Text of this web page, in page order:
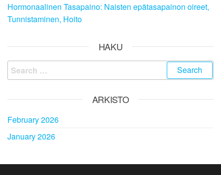
Hormonaalinen Tasapaino: Naisten epätasapainon oireet,
Tunnistaminen, Hoito
HAKU
Search
for:
ARKISTO
February 2026
January 2026